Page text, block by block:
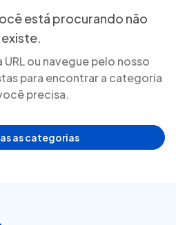
está procurando não
existe.
ou navegue pelo nosso
para encontrar a categoria
precisa.
as categorias